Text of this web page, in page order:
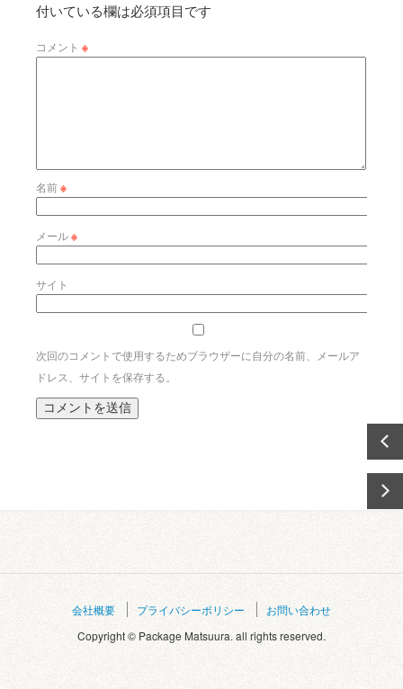
付いている欄は必須項目です
コメント ※
名前※
メール※
サイト
次回のコメントで使用するためブラウザーに自分の名前、メールア
ドレス、サイトを保存する。
会社概要 プライバシーポリシー
お問い合わせ
Copyright © Package Matsuura. all rights reserved.